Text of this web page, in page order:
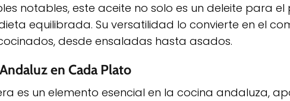
notables, este aceite no solo es un deleite para
equilibrada. Su versatilidad lo convierte en el
desde ensaladas hasta asados.
en Cada Plato
es un elemento esencial en la cocina andaluza,